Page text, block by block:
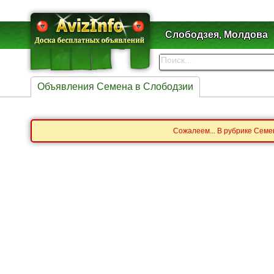
Слободзея, Молдова
Объявления Семена в Слободзии
Сожалеем... В рубрике